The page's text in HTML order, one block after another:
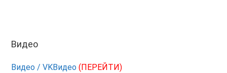
Видео
Видео / VKВидео(ПЕРЕЙТИ)